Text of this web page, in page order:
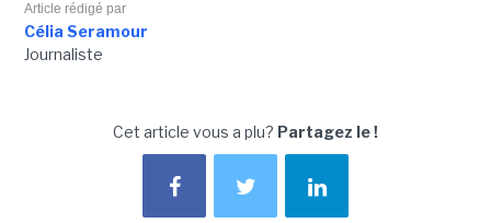
Article rédigé par
Célia Seramour
Journaliste
Cet article vous a plu? Partagez le !